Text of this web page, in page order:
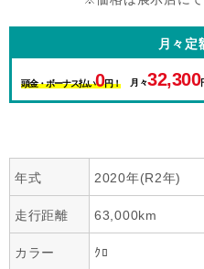
月々定
頭金・ボーナス払い0円！ 月々32,300
年式 2020年(R2年)
走行距離 63,000km
カラー ｸﾛ